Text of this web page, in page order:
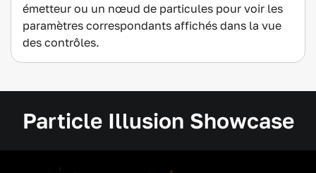
émetteur ou un nœud de particules pour voir les
paramètres correspondants affichés dans la vue
des contrôles.
Particle Illusion Showcase